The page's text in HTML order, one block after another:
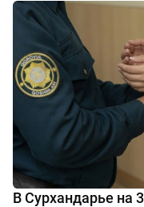
В Сурхандарье на